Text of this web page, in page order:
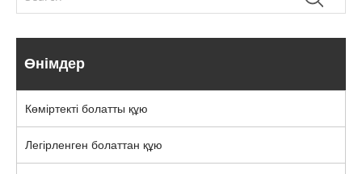
Өнімдер
Көміртекті болатты құю
Легірленген болаттан құю